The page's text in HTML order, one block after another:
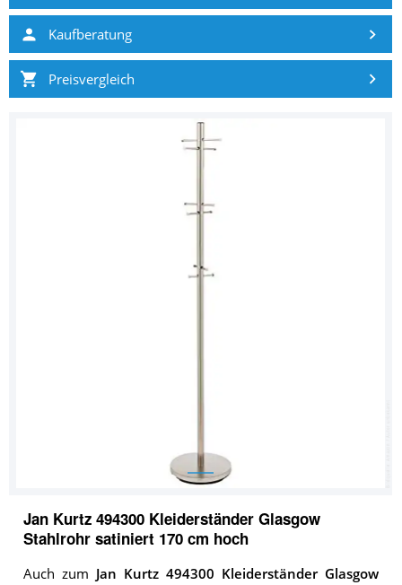
Kaufberatung
Preisvergleich
Jan Kurtz 494300 Kleiderständer Glasgow
Stahlrohr satiniert 170 cm hoch
Auch zum Jan Kurtz 494300 Kleiderständer Glasgow